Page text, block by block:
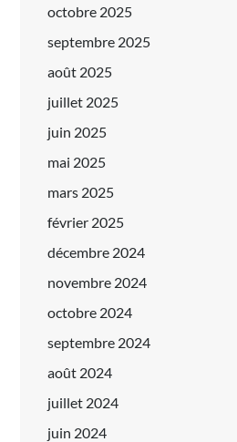
octobre 2025
septembre 2025
août 2025
juillet 2025
juin 2025
mai 2025
mars 2025
février 2025
décembre 2024
novembre 2024
octobre 2024
septembre 2024
août 2024
juillet 2024
juin 2024